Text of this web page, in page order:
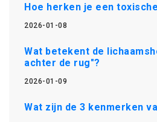
Hoe herken je een
2026-01-08
Wat betekent de
achter de rug"?
2026-01-09
Wat zijn de 3 kenmerken